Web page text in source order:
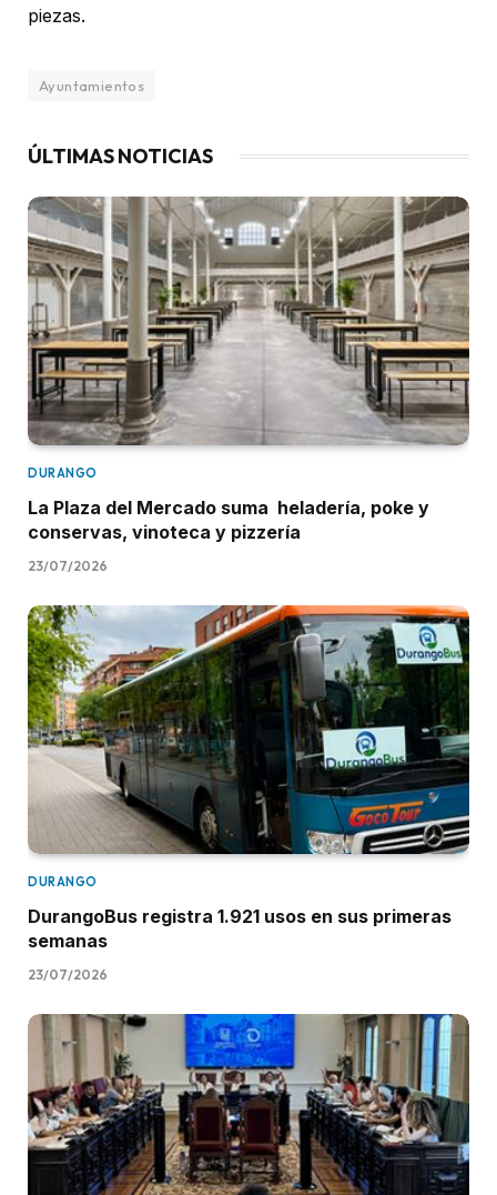
piezas.
Ayuntamientos
ÚLTIMAS NOTICIAS
DURANGO
La Plaza del Mercado suma heladería, poke y
conservas, vinoteca y pizzería
23/07/2026
DURANGO
DurangoBus registra 1.921 usos en sus primeras
semanas
23/07/2026